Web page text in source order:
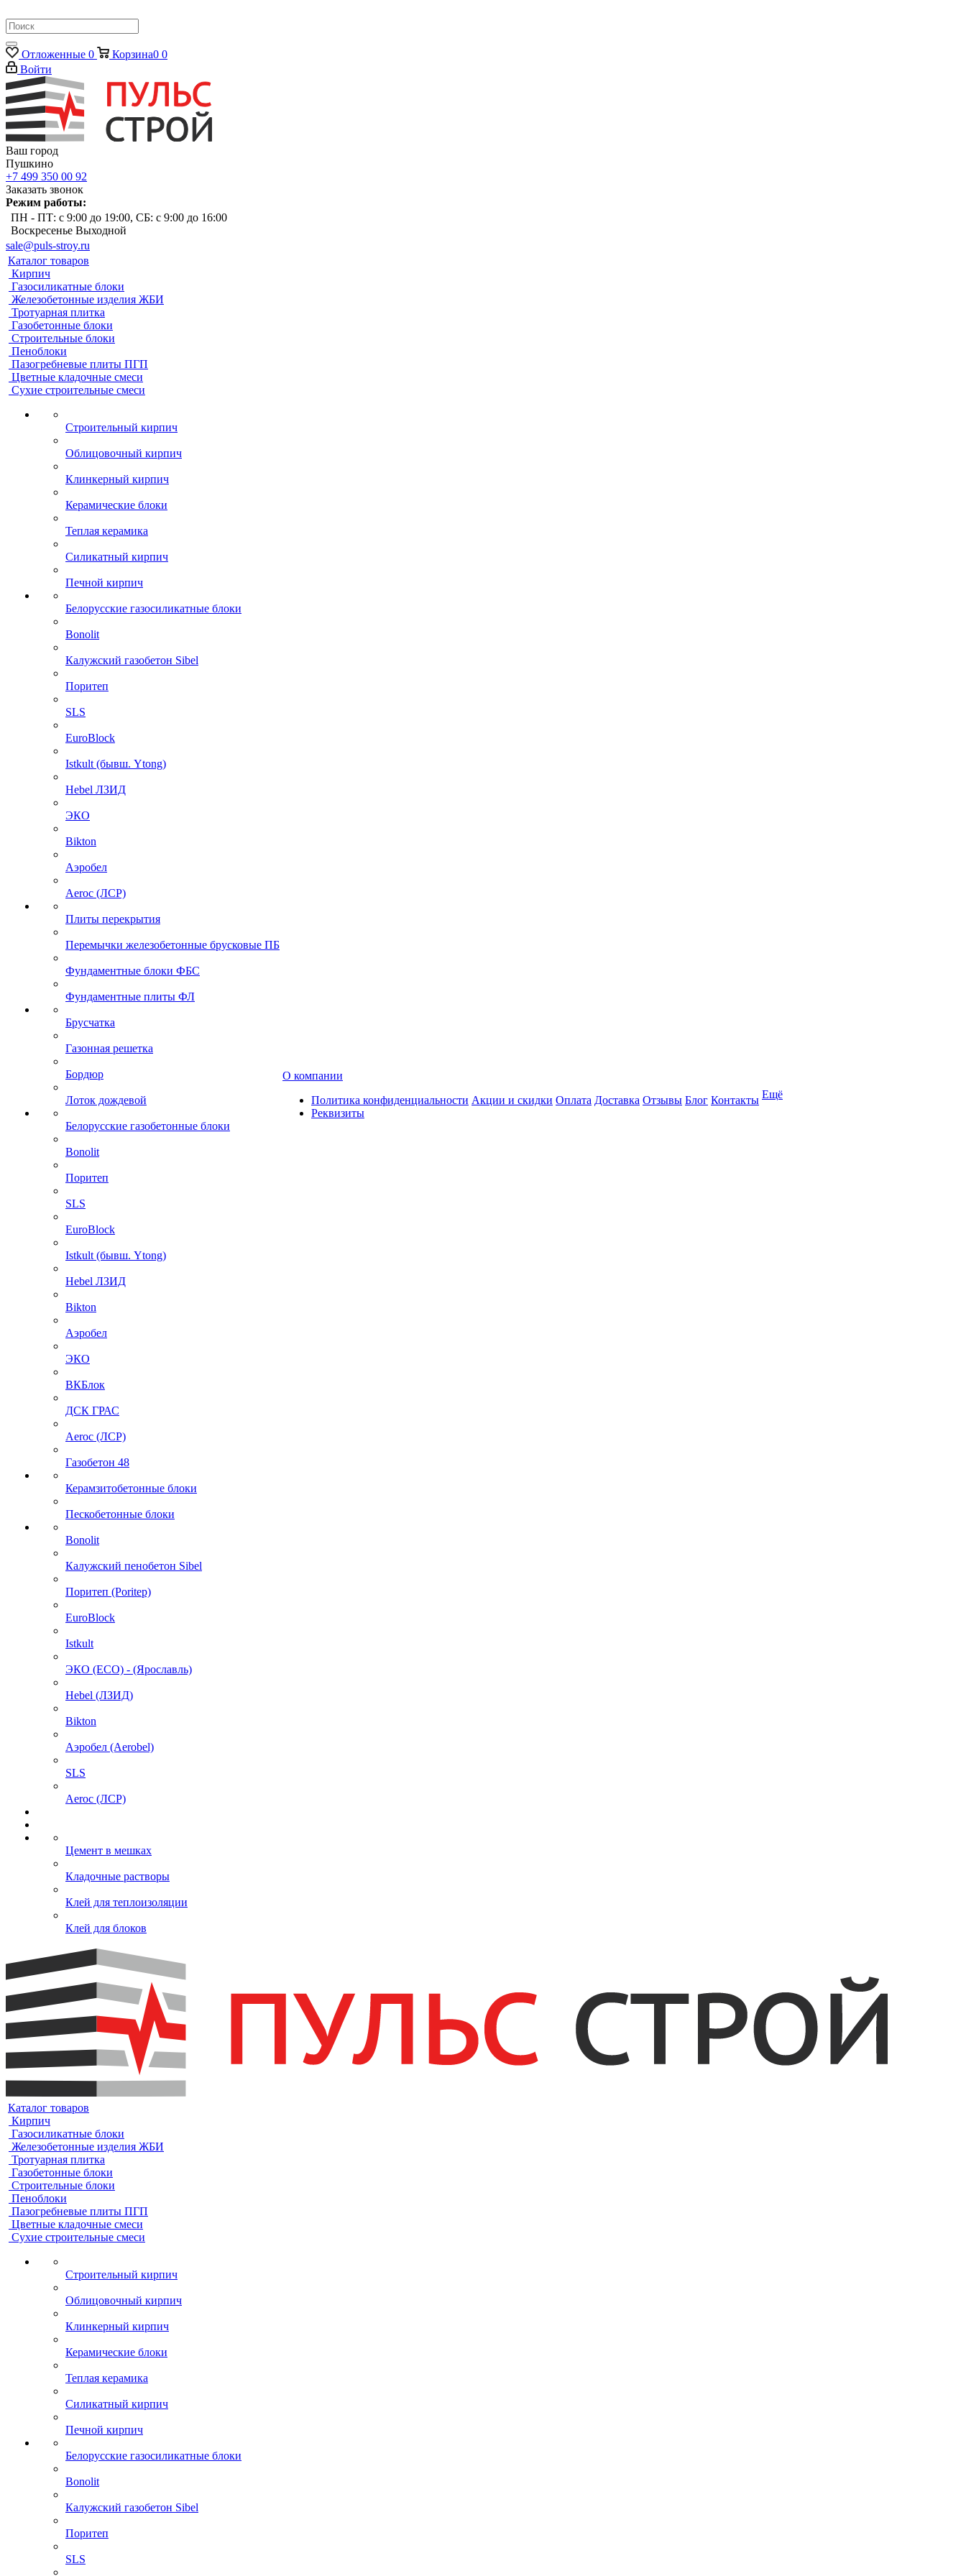
Отложенные 0 Корзина0 0
Войти
Ваш город
Пушкино
+7 499 350 00 92
Заказать звонок
Режим работы:
ПН - ПТ: с 9:00 до 19:00, СБ: с 9:00 до 16:00
Воскресенье Выходной
sale@puls-stroy.ru
Каталог товаров
Кирпич
Газосиликатные блоки
Железобетонные изделия ЖБИ
Тротуарная плитка
Газобетонные блоки
Строительные блоки
Пеноблоки
Пазогребневые плиты ПГП
Цветные кладочные смеси
Сухие строительные смеси
Строительный кирпич
Облицовочный кирпич
Клинкерный кирпич
Керамические блоки
Теплая керамика
Силикатный кирпич
Печной кирпич
Белорусские газосиликатные блоки
Bonolit
Калужский газобетон Sibel
Поритеп
SLS
EuroBlock
Istkult (бывш. Ytong)
Hebel ЛЗИД
ЭКО
Bikton
Аэробел
Aeroc (ЛСР)
Плиты перекрытия
Перемычки железобетонные брусковые ПБ
Фундаментные блоки ФБС
Фундаментные плиты ФЛ
Брусчатка
Газонная решетка
Бордюр
Лоток дождевой
Белорусские газобетонные блоки
Bonolit
Поритеп
SLS
EuroBlock
Istkult (бывш. Ytong)
Hebel ЛЗИД
Bikton
Аэробел
ЭКО
ВКБлок
ДСК ГРАС
Aeroc (ЛСР)
Газобетон 48
Керамзитобетонные блоки
Пескобетонные блоки
Bonolit
Калужский пенобетон Sibel
Поритеп (Poritep)
EuroBlock
Istkult
ЭКО (ECO) - (Ярославль)
Hebel (ЛЗИД)
Bikton
Аэробел (Aerobel)
SLS
Aeroc (ЛСР)
Цемент в мешках
Кладочные растворы
Клей для теплоизоляции
Клей для блоков
О компании
Политика конфиденциальности
Реквизиты
Акции и скидки Оплата Доставка Отзывы Блог Контакты Ещё
Каталог товаров
Кирпич
Газосиликатные блоки
Железобетонные изделия ЖБИ
Тротуарная плитка
Газобетонные блоки
Строительные блоки
Пеноблоки
Пазогребневые плиты ПГП
Цветные кладочные смеси
Сухие строительные смеси
Строительный кирпич
Облицовочный кирпич
Клинкерный кирпич
Керамические блоки
Теплая керамика
Силикатный кирпич
Печной кирпич
Белорусские газосиликатные блоки
Bonolit
Калужский газобетон Sibel
Поритеп
SLS